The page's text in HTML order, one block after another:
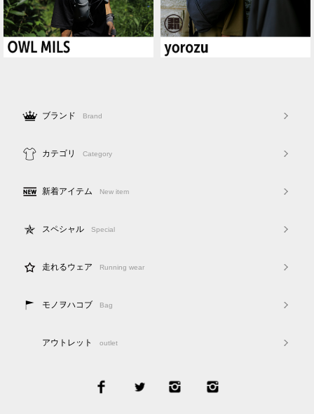
ブランド Brand
カテゴリ Category
新着アイテム New item
スペシャル Special
走れるウェア Running wear
モノヲハコブ Bag
アウトレット outlet